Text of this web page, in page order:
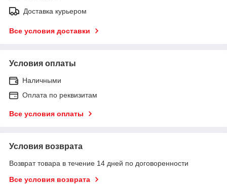
Доставка курьером
Все условия доставки
Условия оплаты
Наличными
Оплата по реквизитам
Все условия оплаты
Условия возврата
Возврат товара в течение 14 дней по договоренности
Все условия возврата